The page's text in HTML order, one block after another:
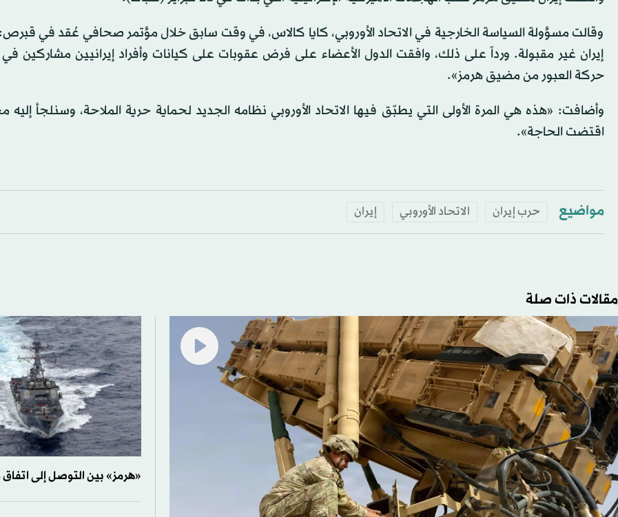
وقالت مسؤولة السياسة الخارجية في الاتحاد الأوروبي، كايا كالاس، في وقت سابق خلال مؤتمر صحافي عُقد في
إيران غير مقبولة. ورداً على ذلك، وافقت الدول الأعضاء على فرض عقوبات على كيانات وأفراد إيرانيين مشاركين
حركة العبور من مضيق هرمز».
وأضافت: «هذه هي المرة الأولى التي يطبّق فيها الاتحاد الأوروبي نظامه الجديد لحماية حرية الملاحة، وسنلجأ إليه
اقتضت الحاجة».
مواضيع حرب إيران الاتحاد الأوروبي إيران
مقالات ذات صلة
«هرمز» بين التوصل إلى